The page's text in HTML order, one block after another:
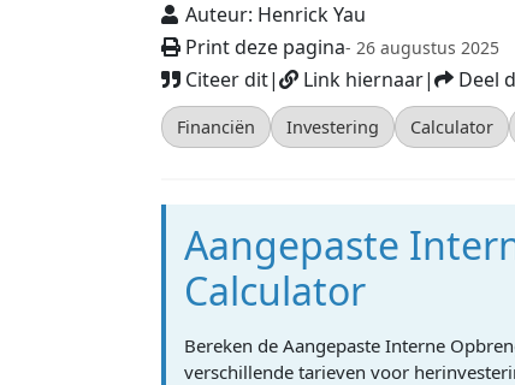
Auteur: Henrick Yau
Print deze pagina- 26 augustus 2025
Citeer dit| Link hiernaar| Deel
Financiën Investering Calculator
Aangepaste
Calculator
Bereken de Aangepaste Interne
verschillende tarieven voor